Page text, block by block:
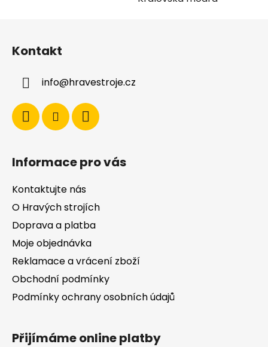
Kontakt
info@hravestroje.cz
Informace pro vás
Kontaktujte nás
O Hravých strojích
Doprava a platba
Moje objednávka
Reklamace a vrácení zboží
Obchodní podmínky
Podmínky ochrany osobních údajů
Přijímáme online platby